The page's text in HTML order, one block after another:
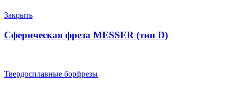
Закрыть
Сферическая фреза MESSER (тип D)
Твердосплавные борфрезы